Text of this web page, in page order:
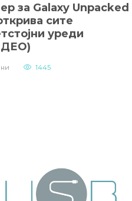
за Galaxy Unpacked
сите
уреди
1445